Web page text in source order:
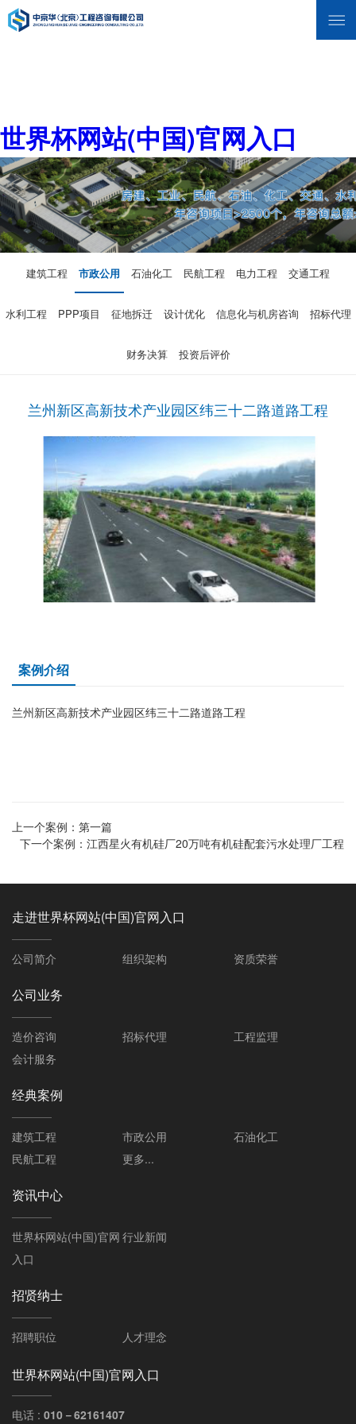
世界杯网站(中国)官网入口
建筑工程 市政公用 石油化工 民航工程 电力工程 交通工程
水利工程 PPP项目 征地拆迁 设计优化 信息化与机房咨询 招标代理
财务决算 投资后评价
兰州新区高新技术产业园区纬三十二路道路工程
案例介绍
兰州新区高新技术产业园区纬三十二路道路工程
上一个案例： 第一篇
下一个案例： 江西星火有机硅厂20万吨有机硅配套污水处理厂工程
走进世界杯网站(中国)官网入口
公司简介 组织架构 资质荣誉
公司业务
造价咨询 招标代理
工程监理
会计服务
经典案例
建筑工程 市政公用
石油化工
民航工程
更多...
资讯中心
世界杯网站(中国)官网
入口
行业新闻
招贤纳士
招聘职位 人才理念
世界杯网站(中国)官网入口
电话 : 010－62161407